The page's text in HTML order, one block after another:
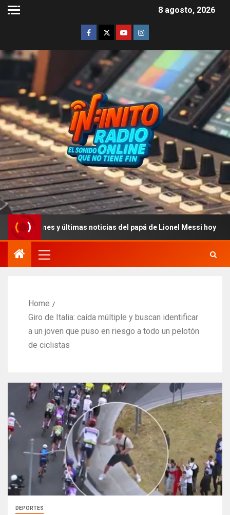
8 agosto, 2026
y últimas noticias del papá de Lionel Messi hoy
Home
Giro de Italia: caída múltiple y buscan identificar
a un joven que puso en riesgo a todo un pelotón
de ciclistas
DEPORTES